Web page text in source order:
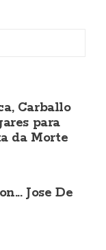
Carballo
para
da Morte
Jose De